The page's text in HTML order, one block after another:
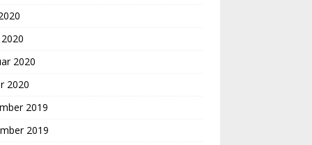
2020
2020
2019
2019